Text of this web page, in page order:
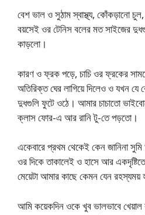
বেশ ভাল ও সুঠাম স্বাস্থ্য, কোঁকড়ানো চুল,
বয়সেই ওর টেনিস বলের মত সাইজের
কাড়লো।
কারণ ও ফ্রক পড়ে, চাচি ওর ফ্রকের
অতিরিক্ত ঘের লাগিয়ে দিলেও ও যখন
দুধগুলি ফুটে ওঠে। আমার চাচাতো
ক্লাস ফোর-এ আর রানি টু-তে পড়তো।
একেবারে প্রথম থেকেই কেন জানিনা
ওর দিকে তাকালেই ও হাসে আর
মেয়েটা আমার কাছে কেমন যেন রহস্যময়
আমি কয়েকদিন ওকে খুব ভালভাবে